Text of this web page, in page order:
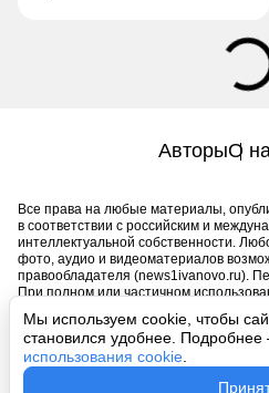
Мы используем cookie, чтобы
становился удобнее.
использования cookie
АвторыО
Все права на любые материалы,
в соответствии с российским и
интеллектуальной собственности.
фото, аудио и видеоматериалов
правообладателя (news1ivanovo.ru).
При полном или частичном
обязательна. Запрещено для детей.
https://news1ivanovo.ru/
Пользовательское соглашение